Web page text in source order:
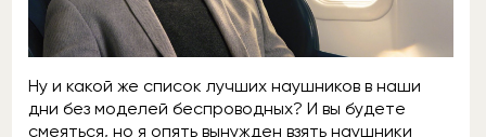
Ну и какой же список лучших наушников в наши
дни без моделей беспроводных? И вы будете
смеяться, но я опять вынужден взять наушники